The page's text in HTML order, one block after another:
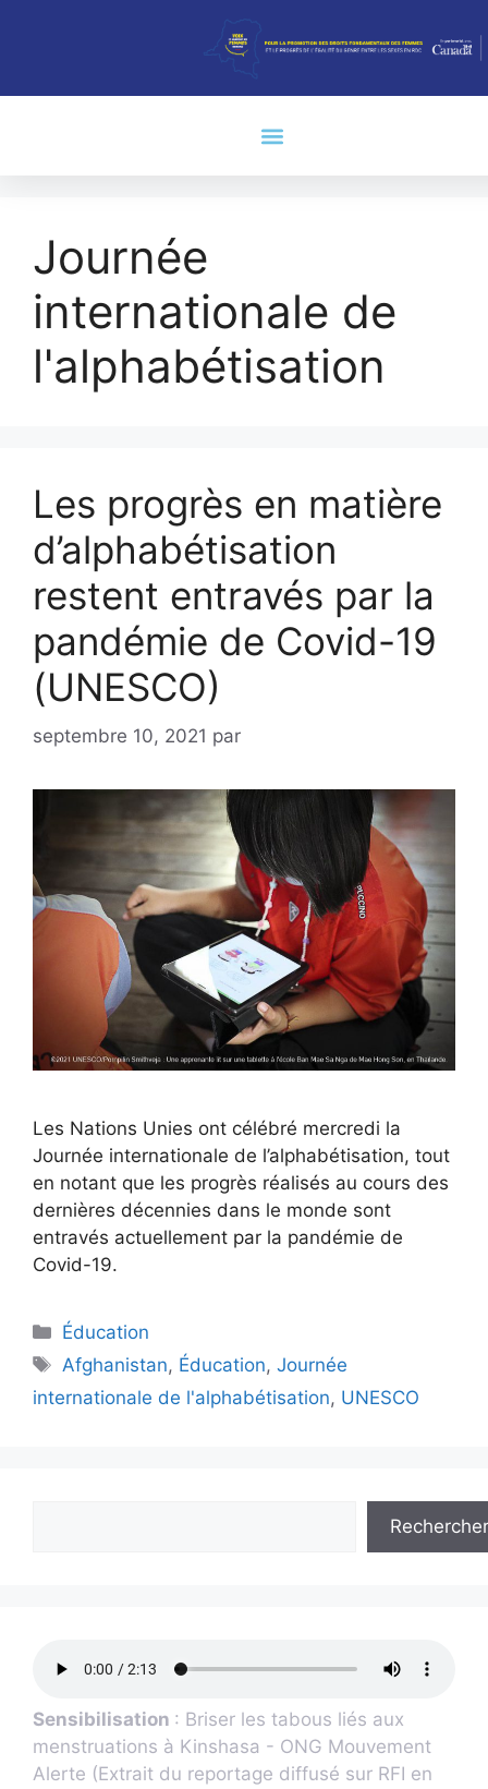
Journée
internationale de
l'alphabétisation
Les progrès en matière
d’alphabétisation
restent entravés par la
pandémie de Covid-19
(UNESCO)
septembre 10, 2021 par
Les Nations Unies ont célébré mercredi la
Journée internationale de l’alphabétisation, tout
en notant que les progrès réalisés au cours des
dernières décennies dans le monde sont
entravés actuellement par la pandémie de
Covid-19.
Éducation
Afghanistan, Éducation,Journée
internationale de l'alphabétisation, UNESCO
Rechercher
Sensibilisation : Briser les tabous liés aux
menstruations à Kinshasa - ONG Mouvement
Alerte (Extrait du reportage diffusé sur RFI en